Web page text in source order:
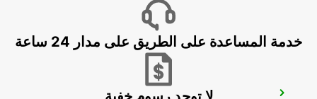
MIDRAND - SOUTH AFRICA
خدمة المساعدة على الطريق على مدار 24 ساعة